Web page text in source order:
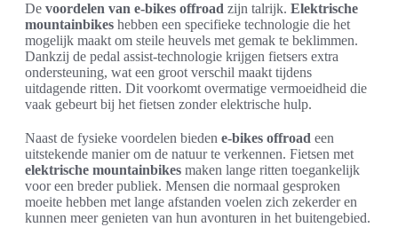
De voordelen van e-bikes offroad zijn talrijk. Elektrische
mountainbikes hebben een specifieke technologie die het
mogelijk maakt om steile heuvels met gemak te beklimmen.
Dankzij de pedal assist-technologie krijgen fietsers extra
ondersteuning, wat een groot verschil maakt tijdens
uitdagende ritten. Dit voorkomt overmatige vermoeidheid die
vaak gebeurt bij het fietsen zonder elektrische hulp.
Naast de fysieke voordelen bieden e-bikes offroad een
uitstekende manier om de natuur te verkennen. Fietsen met
elektrische mountainbikes maken lange ritten toegankelijk
voor een breder publiek. Mensen die normaal gesproken
moeite hebben met lange afstanden voelen zich zekerder en
kunnen meer genieten van hun avonturen in het buitengebied.